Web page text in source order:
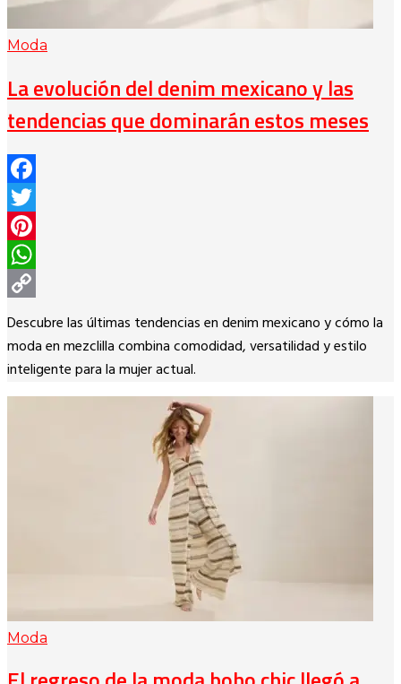
Moda
La evolución del denim mexicano y las
tendencias que dominarán estos meses
Facebook
Twitter
Pinterest
WhatsApp
Copy
Link
Descubre las últimas tendencias en denim mexicano y cómo la
moda en mezclilla combina comodidad, versatilidad y estilo
inteligente para la mujer actual.
Moda